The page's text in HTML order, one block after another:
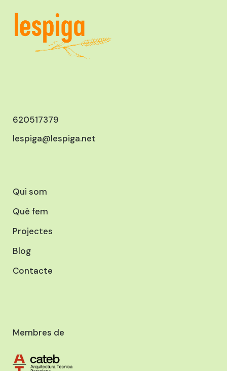
620517379
lespiga@lespiga.net
Qui som
Què fem
Projectes
Blog
Contacte
Membres de